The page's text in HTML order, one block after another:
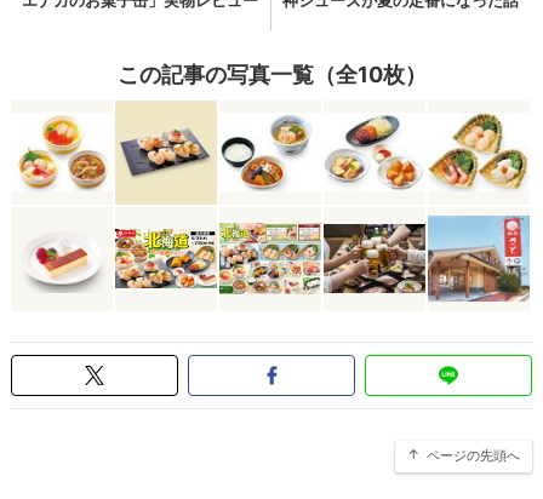
この記事の写真一覧（全10枚）
ページの先頭へ